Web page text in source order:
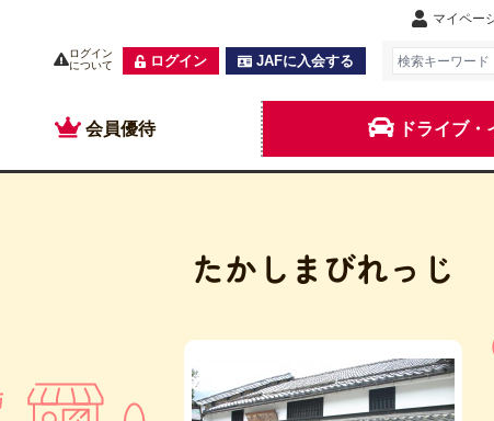
マイペー
ログイン
について
ログイン JAFに入会する
会員優待 ドライブ・
たかしまびれっじ